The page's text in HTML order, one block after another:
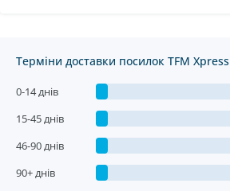
Терміни доставки посилок TFM Xpress
0-14 днів
15-45 днів
46-90 днів
90+ днів